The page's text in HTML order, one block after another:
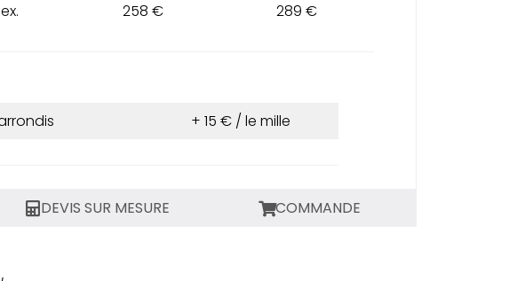
258 €
289 €
+ 15 € / le mille
DEVIS SUR MESURE COMMANDE